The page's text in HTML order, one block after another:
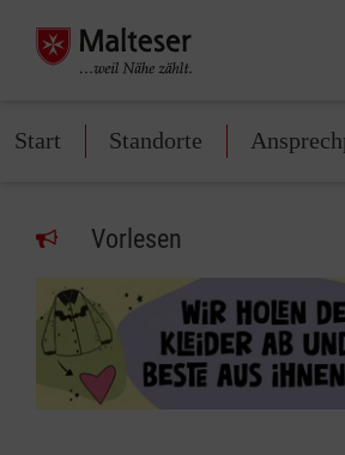
Start Standorte
Vorlesen